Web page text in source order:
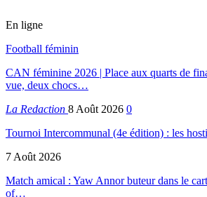
En ligne
Football féminin
CAN féminine 2026 | Place aux quarts de
vue, deux chocs…
La Redaction 8 Août 2026 0
Tournoi Intercommunal (4e édition) : les
7 Août 2026
Match amical : Yaw Annor buteur dans le
of…